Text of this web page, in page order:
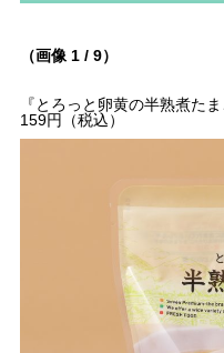
（画像 1 / 9）
『とろっと卵黄の半熟煮た
159円（税込）